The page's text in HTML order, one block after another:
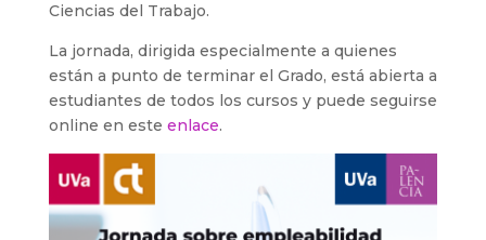
Ciencias del Trabajo.
La jornada, dirigida especialmente a quienes
están a punto de terminar el Grado, está abierta a
estudiantes de todos los cursos y puede seguirse
online en este enlace.